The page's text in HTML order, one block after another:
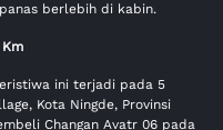
berlebih di kabin.
ini terjadi pada 5
Kota Ningde, Provinsi
Changan Avatr 06 pada